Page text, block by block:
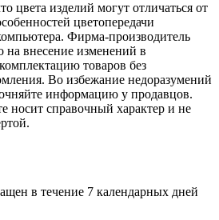
цвета изделий могут отличаться от
цветопередачи
Фирма-производитель
на внесение изменений в
товаров без
Во избежание недоразумений
информацию у продавцов.
носит справочный характер и не
в течение 7 календарных дней